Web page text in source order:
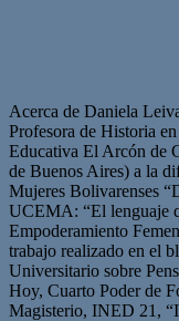
Acerca de Daniela
Profesora de Historia
Educativa El Arcón de
de Buenos Aires) a la
Mujeres Bolivarenses
UCEMA: “El lenguaje
Empoderamiento
trabajo realizado en el
Universitario sobre
Hoy, Cuarto Poder de
Magisterio, INED 21,